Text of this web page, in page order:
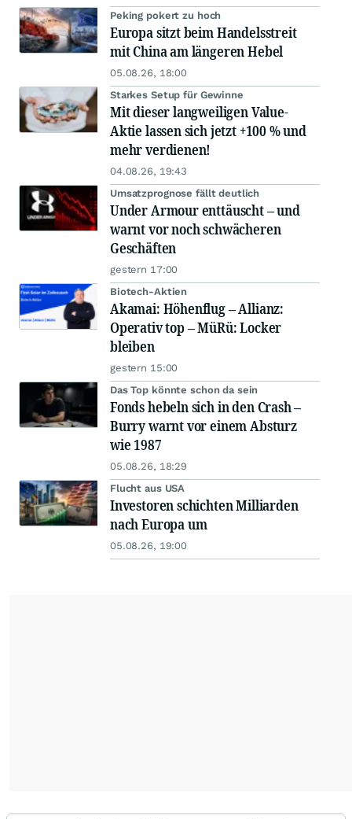
Peking pokert zu hoch
Europa sitzt beim Handelsstreit
mit China am längeren Hebel
05.08.26, 18:00
Starkes Setup für Gewinne
Mit dieser langweiligen Value-
Aktie lassen sich jetzt +100 % und
mehr verdienen!
04.08.26, 19:43
Umsatzprognose fällt deutlich
Under Armour enttäuscht – und
warnt vor noch schwächeren
Geschäften
gestern 17:00
Biotech-Aktien
Akamai: Höhenflug – Allianz:
Operativ top – MüRü: Locker
bleiben
gestern 15:00
Das Top könnte schon da sein
Fonds hebeln sich in den Crash –
Burry warnt vor einem Absturz
wie 1987
05.08.26, 18:29
Flucht aus USA
Investoren schichten Milliarden
nach Europa um
05.08.26, 19:00